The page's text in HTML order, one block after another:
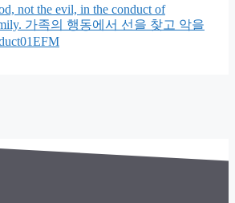
not the evil, in the conduct of
가족의 행동에서 선을 찾고 악을